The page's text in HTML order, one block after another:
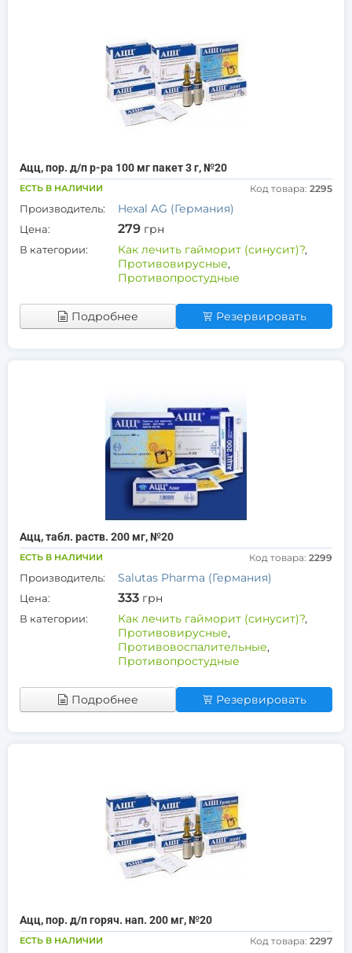
Ацц, пор. д/п р-ра 100 мг пакет 3 г, №20
ЕСТЬ В НАЛИЧИИ Код товара: 2295
Производитель: Hexal AG (Германия)
Цена: 279 грн
В категории: Как лечить гайморит (синусит)?,
Противовирусные,
Противопростудные
Подробнее Резервировать
Ацц, табл. раств. 200 мг, №20
ЕСТЬ В НАЛИЧИИ Код товара: 2299
Производитель: Salutas Pharma (Германия)
Цена: 333 грн
В категории: Как лечить гайморит (синусит)?,
Противовирусные,
Противовоспалительные,
Противопростудные
Подробнее Резервировать
Ацц, пор. д/п горяч. нап. 200 мг, №20
ЕСТЬ В НАЛИЧИИ Код товара: 2297